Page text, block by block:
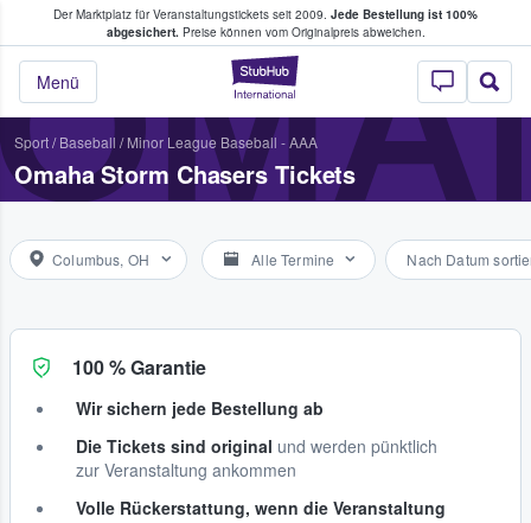
Der Marktplatz für Veranstaltungstickets seit 2009. Jede Bestellung ist 100%
abgesichert.Preise können vom Originalpreis abweichen.
StubHub - Wo
Menü
Tickets kaufen & verkaufen
Sport/ Baseball / Minor League Baseball - AAA
Omaha Storm Chasers Tickets
Columbus, OH Alle Termine Nach Datum
100 % Garantie
Wir sichern jede Bestellung ab
Die Tickets sind original und werden pünktlich
zur Veranstaltung ankommen
Volle Rückerstattung, wenn die Veranstaltung